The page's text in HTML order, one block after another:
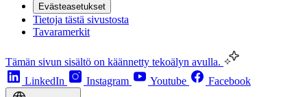
Evästeasetukset
Tietoja tästä sivustosta
Tavaramerkit
Tämän sivun sisältö on käännetty tekoälyn avulla.
LinkedIn
Instagram Youtube Facebook